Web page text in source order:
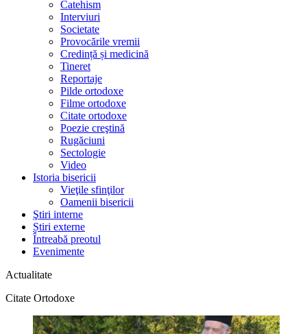
Catehism
Interviuri
Societate
Provocările vremii
Credință și medicină
Tineret
Reportaje
Pilde ortodoxe
Filme ortodoxe
Citate ortodoxe
Poezie creştină
Rugăciuni
Sectologie
Video
Istoria bisericii
Vieţile sfinţilor
Oamenii bisericii
Ştiri interne
Știri externe
Întreabă preotul
Evenimente
Actualitate
Citate Ortodoxe